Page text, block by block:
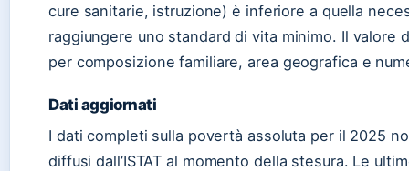
cure sanitarie, istruzione) è inferiore a quella
raggiungere uno standard di vita minimo. Il valore
per composizione familiare, area geografica e
Dati aggiornati
I dati completi sulla povertà assoluta per il 2025
diffusi dall’ISTAT al momento della stesura. Le